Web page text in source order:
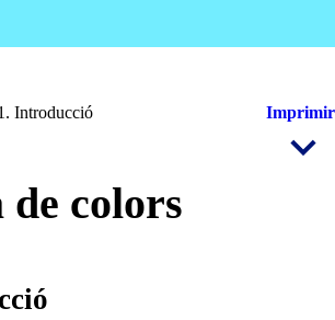
Introducció
Imprimir
de colors